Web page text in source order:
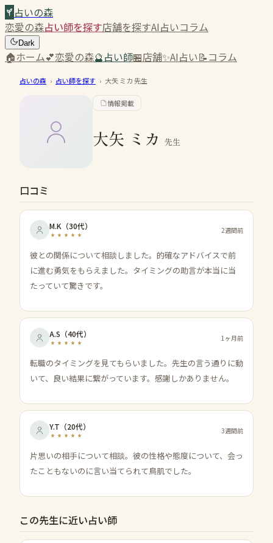
占いの森
恋愛の森占い師を探す店舗を探すAI占いコラム
Dark
🏠ホーム💕恋愛の森🔮占い師🏪店舗✨AI占い📝コラム
占いの森 › 占い師を探す › 大矢 ミカ先生
情報掲載
大矢 ミカ 先生
口コミ
M.K （30代） 2週間前
彼との関係について相談しました。的確なアドバイスで前
に進む勇気をもらえました。タイミングの助言が本当に当
たっていて驚きです。
A.S （40代） 1ヶ月前
転職のタイミングを見てもらいました。先生の言う通りに動
いて、良い結果に繋がっています。感謝しかありません。
Y.T （20代） 3週間前
片思いの相手について相談。彼の性格や態度について、会っ
たこともないのに言い当てられて鳥肌でした。
この先生に近い占い師